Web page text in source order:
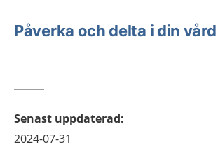
Påverka och delta i din vård
Senast uppdaterad:
2024-07-31